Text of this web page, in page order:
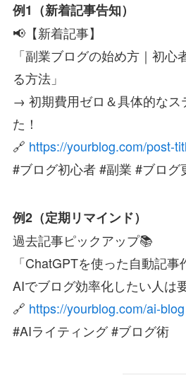
例1（新着記事告知）
📢【新着記事】
「副業ブログの始め方｜初
る方法」
→ 初期費用ゼロ＆具体的なス
た！
🔗 https://yourblog.com/post-
#ブログ初心者 #副業 #ブログ
例2（定期リマインド）
過去記事ピックアップ📚
「ChatGPTを使った自動記事
AIでブログ効率化したい人は
🔗 https://yourblog.com/ai-blog
#AIライティング #ブログ術